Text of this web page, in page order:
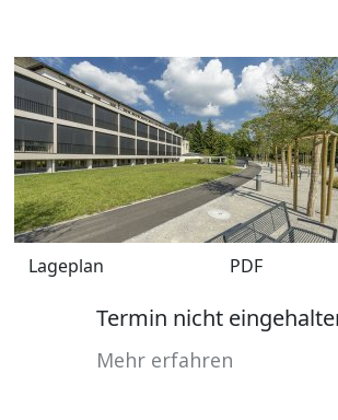
Lageplan PDF
Termin nicht
Mehr erfahren